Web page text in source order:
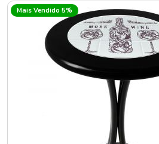
Mais Vendido 5%